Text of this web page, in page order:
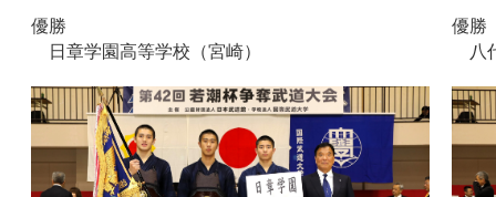
優勝
日章学園高等学校（宮崎）
優勝
八